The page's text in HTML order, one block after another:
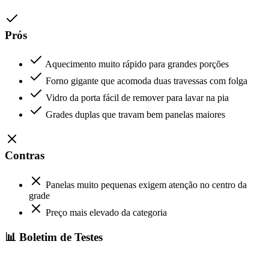
Prós
Aquecimento muito rápido para grandes porções
Forno gigante que acomoda duas travessas com folga
Vidro da porta fácil de remover para lavar na pia
Grades duplas que travam bem panelas maiores
Contras
Panelas muito pequenas exigem atenção no centro da
grade
Preço mais elevado da categoria
📊 Boletim de Testes